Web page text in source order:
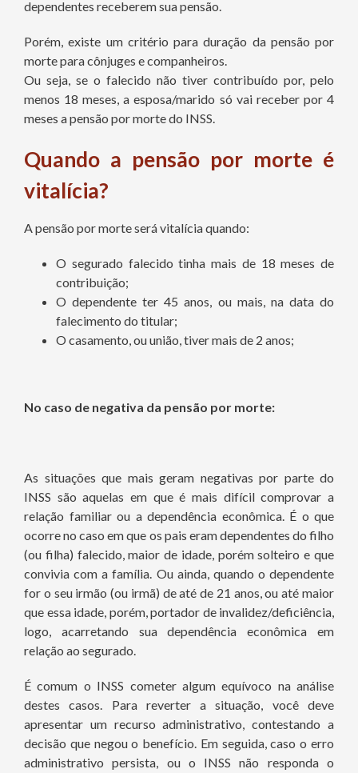
dependentes receberem sua pensão.
Porém, existe um critério para duração da pensão por
morte para cônjuges e companheiros.
Ou seja, se o falecido não tiver contribuído por, pelo
menos 18 meses, a esposa/marido só vai receber por 4
meses a pensão por morte do INSS.
Quando a pensão por morte é
vitalícia?
A pensão por morte será vitalícia quando:
O segurado falecido tinha mais de 18 meses de
contribuição;
O dependente ter 45 anos, ou mais, na data do
falecimento do titular;
O casamento, ou união, tiver mais de 2 anos;
No caso de negativa da pensão por morte:
As situações que mais geram negativas por parte do
INSS são aquelas em que é mais difícil comprovar a
relação familiar ou a dependência econômica. É o que
ocorre no caso em que os pais eram dependentes do filho
(ou filha) falecido, maior de idade, porém solteiro e que
convivia com a família. Ou ainda, quando o dependente
for o seu irmão (ou irmã) de até de 21 anos, ou até maior
que essa idade, porém, portador de invalidez/deficiência,
logo, acarretando sua dependência econômica em
relação ao segurado.
É comum o INSS cometer algum equívoco na análise
destes casos. Para reverter a situação, você deve
apresentar um recurso administrativo, contestando a
decisão que negou o benefício. Em seguida, caso o erro
administrativo persista, ou o INSS não responda o